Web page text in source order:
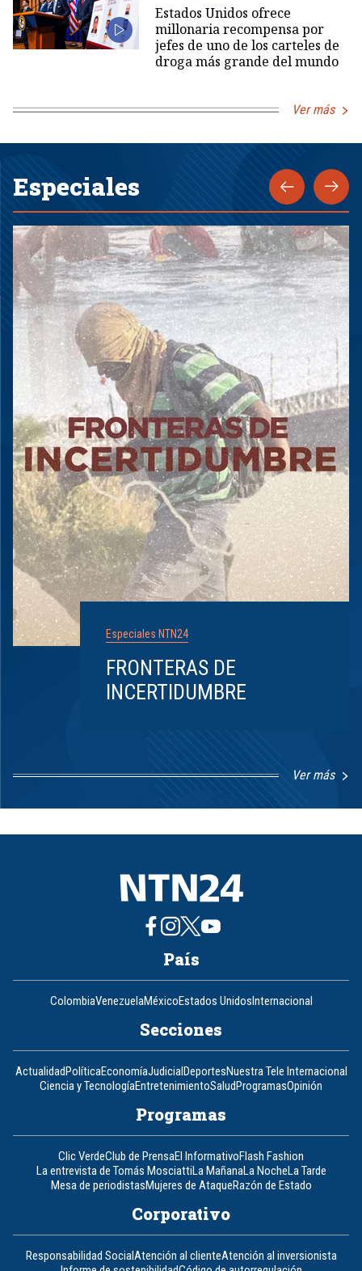
Estados Unidos ofrece
millonaria recompensa por
jefes de uno de los carteles de
droga más grande del mundo
Ver más
Especiales
Especiales NTN24
FRONTERAS DE
INCERTIDUMBRE
Ver más
1
8
País
ColombiaVenezuelaMéxicoEstados UnidosInternacional
Secciones
ActualidadPolíticaEconomíaJudicialDeportesNuestra Tele Internacional
Ciencia y TecnologíaEntretenimientoSaludProgramasOpinión
Programas
Clic VerdeClub de PrensaEl InformativoFlash Fashion
La entrevista de Tomás MosciattiLa MañanaLa NocheLa Tarde
Mesa de periodistasMujeres de AtaqueRazón de Estado
Corporativo
Responsabilidad SocialAtención al clienteAtención al inversionista